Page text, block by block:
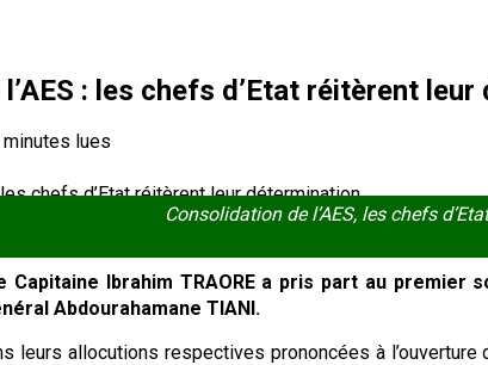
: les chefs d’Etat réitèrent
minutes lues
Consolidation de l’AES, les chefs
Capitaine Ibrahim TRAORE a pris part au
Abdourahamane TIANI.
leurs allocutions respectives prononcées à